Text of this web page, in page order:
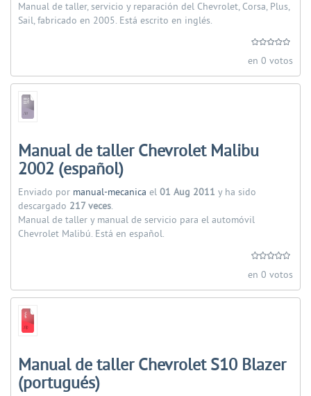
Manual de taller, servicio y reparación del Chevrolet, Corsa, Plus,
Sail, fabricado en 2005. Está escrito en inglés.
en 0 votos
Manual de taller Chevrolet Malibu
2002 (español)
Enviado por manual-mecanica el 01 Aug 2011 y ha sido
descargado 217 veces.
Manual de taller y manual de servicio para el automóvil
Chevrolet Malibú. Está en español.
en 0 votos
Manual de taller Chevrolet S10 Blazer
(portugués)